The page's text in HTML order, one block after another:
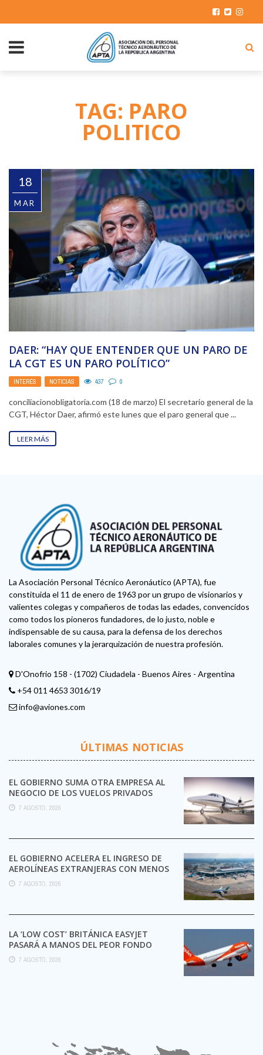
TAG: PARO
POLITICO
18
MAR
DAER: “HAY QUE ENTENDER QUE UN PARO DE
LA CGT ES UN PARO POLÍTICO”
INTERÉS NOTICIAS 437 0
conciliacionobligatoria.com (18 de marzo) El secretario general de la
CGT, Héctor Daer, afirmó este lunes que el paro general que ...
LEER MÁS
La Asociación Personal Técnico Aeronáutico (APTA), fue
constituida el 11 de enero de 1963 por un grupo de visionarios y
valientes colegas y compañeros de todas las edades, convencidos
como todos los pioneros fundadores, de lo justo, noble e
indispensable de su causa, para la defensa de los derechos
laborales comunes y la jerarquización de nuestra profesión.
D'Onofrio 158 - (1702) Ciudadela - Buenos Aires - Argentina
+54 011 4653 3016/19
info@aviones.com
ÚLTIMAS NOTICIAS
EL GOBIERNO SUMA OTRA EMPRESA AL
NEGOCIO DE LOS VUELOS PRIVADOS
7 AGOSTO, 2026
EL GOBIERNO ACELERA EL INGRESO DE
AEROLÍNEAS EXTRANJERAS CON MENOS
TRÁMITES
7 AGOSTO, 2026
LA ‘LOW COST’ BRITÁNICA EASYJET
PASARÁ A MANOS DEL PEOR FONDO
POSIBLE:
7 AGOSTO, 2026